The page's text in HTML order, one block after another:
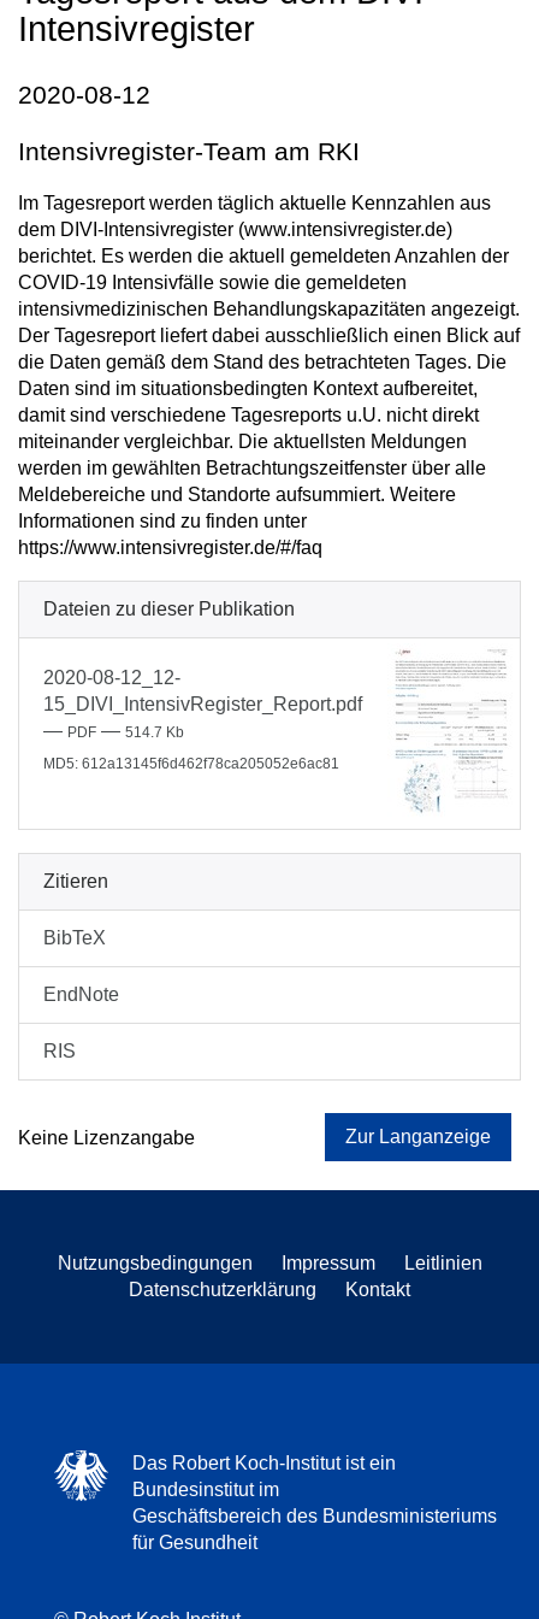
Intensivregister
2020-08-12
Intensivregister-Team am RKI
Im Tagesreport werden täglich aktuelle Kennzahlen aus
dem DIVI-Intensivregister (www.intensivregister.de)
berichtet. Es werden die aktuell gemeldeten Anzahlen der
COVID-19 Intensivfälle sowie die gemeldeten
intensivmedizinischen Behandlungskapazitäten angezeigt.
Der Tagesreport liefert dabei ausschließlich einen Blick auf
die Daten gemäß dem Stand des betrachteten Tages. Die
Daten sind im situationsbedingten Kontext aufbereitet,
damit sind verschiedene Tagesreports u.U. nicht direkt
miteinander vergleichbar. Die aktuellsten Meldungen
werden im gewählten Betrachtungszeitfenster über alle
Meldebereiche und Standorte aufsummiert. Weitere
Informationen sind zu finden unter
https://www.intensivregister.de/#/faq
Dateien zu dieser Publikation
2020-08-12_12-
15_DIVI_IntensivRegister_Report.pdf
— PDF — 514.7 Kb
MD5: 612a13145f6d462f78ca205052e6ac81
Zitieren
BibTeX
EndNote
RIS
Keine Lizenzangabe Zur Langanzeige
Nutzungsbedingungen Impressum
Leitlinien
Datenschutzerklärung
Kontakt
Das Robert Koch-Institut ist ein
Bundesinstitut im
Geschäftsbereich des Bundesministeriums
für Gesundheit